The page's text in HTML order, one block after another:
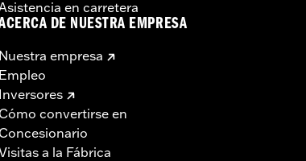
en carretera
DE NUESTRA EMPRESA
Nuestra empresa
Empleo
Inversores
Cómo convertirse en
Concesionario
a la Fábrica